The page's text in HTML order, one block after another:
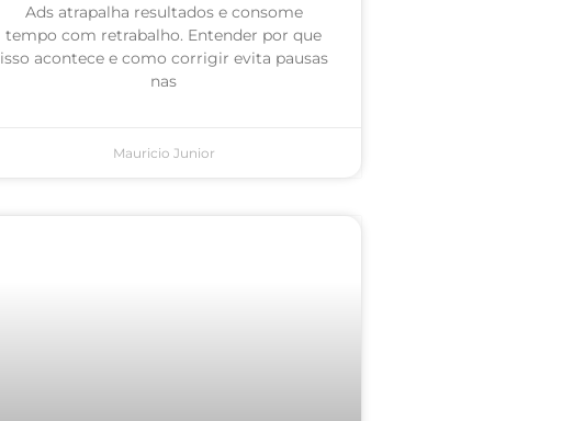
Ads atrapalha resultados e consome
tempo com retrabalho. Entender por que
isso acontece e como corrigir evita pausas
nas
Mauricio Junior